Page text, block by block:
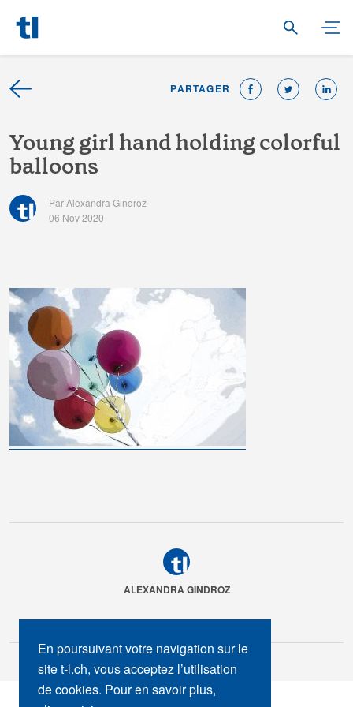
PARTAGER
Younggirlhandholdingcolorful
balloons
Par Alexandra Gindroz
06 Nov 2020
ALEXANDRA GINDROZ
En poursuivant votre navigation sur le
site t-l.ch, vous acceptez l’utilisation
de cookies. Pour en savoir plus,